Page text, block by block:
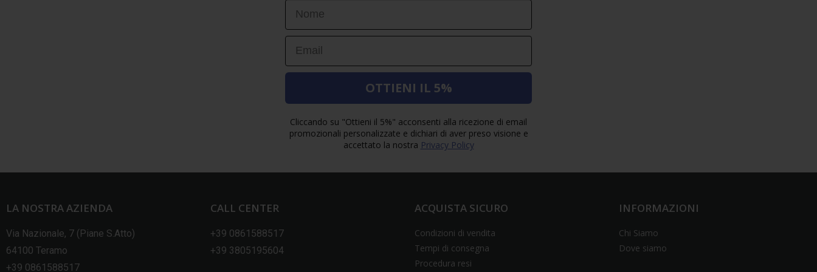
First Name
Email
OTTIENI IL 5%
Cliccando su "Ottieni il 5%" acconsenti alla ricezione di email
promozionali personalizzate e dichiari di aver preso visione e
accettato la nostra Privacy Policy
LA NOSTRA AZIENDA
Via Nazionale, 7 (Piane S.Atto)
64100 Teramo
+39 0861588517
CALL CENTER
+39 0861588517
+39 3805195604
ACQUISTA SICURO
Condizioni di vendita
Tempi di consegna
Procedura resi
INFORMAZIONI
Chi Siamo
Dove siamo